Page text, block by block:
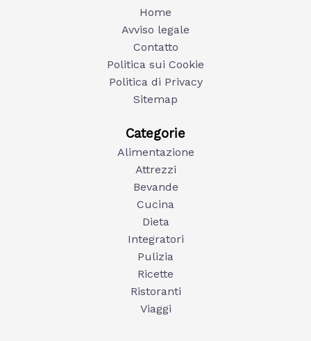
Home
Avviso legale
Contatto
Politica sui Cookie
Politica di Privacy
Sitemap
Categorie
Alimentazione
Attrezzi
Bevande
Cucina
Dieta
Integratori
Pulizia
Ricette
Ristoranti
Viaggi